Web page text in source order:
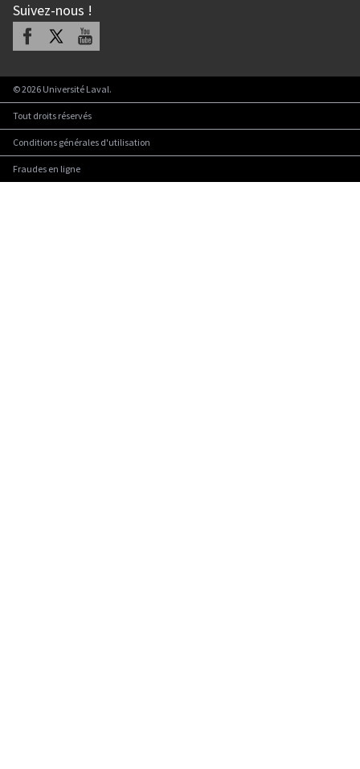
Suivez-nous !
Facebook Youtube
©2026 Université Laval.
Tout droits réservés
Conditions générales d'utilisation
Fraudes en ligne